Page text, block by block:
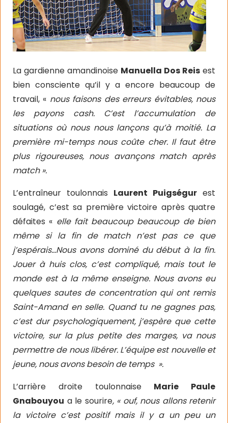
La gardienne amandinoise Manuella Dos Reis est
bien consciente qu’il y a encore beaucoup de
travail, « nous faisons des erreurs évitables, nous
les payons cash. C’est l’accumulation de
situations où nous nous lançons qu’à moitié. La
première mi-temps nous coûte cher. Il faut être
plus rigoureuses, nous avançons match après
match ».
L’entraîneur toulonnais Laurent Puigségur est
soulagé, c’est sa première victoire après quatre
défaites « elle fait beaucoup beaucoup de bien
même si la fin de match n’est pas ce que
j’espérais…Nous avons dominé du début à la fin.
Jouer à huis clos, c’est compliqué, mais tout le
monde est à la même enseigne. Nous avons eu
quelques sautes de concentration qui ont remis
Saint-Amand en selle. Quand tu ne gagnes pas,
c’est dur psychologiquement, j’espère que cette
victoire, sur la plus petite des marges, va nous
permettre de nous libérer. L’équipe est nouvelle et
jeune, nous avons besoin de temps ».
L’arrière droite toulonnaise Marie Paule
Gnabouyou a le sourire, « ouf, nous allons retenir
la victoire c’est positif mais il y a un peu un